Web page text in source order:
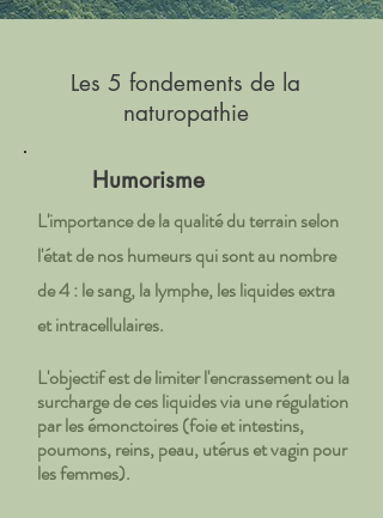
Les 5 fondements de la
naturopathie
Humorisme
L'importance de la qualité du terrain selon
l'état de nos humeurs qui sont au nombre
de 4 : le sang, la lymphe, les liquides extra
etintracellulaires.
L'objectif est de limiter l'encrassement ou la
surcharge de ces liquides via une régulation
par les émonctoires (foie et intestins,
poumons, reins, peau, utérus et vagin pour
les femmes).